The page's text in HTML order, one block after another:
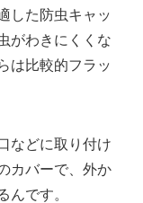
した防虫キャッ
がわきにくくな
は比較的フラッ
などに取り付け
カバーで、外か
んです。